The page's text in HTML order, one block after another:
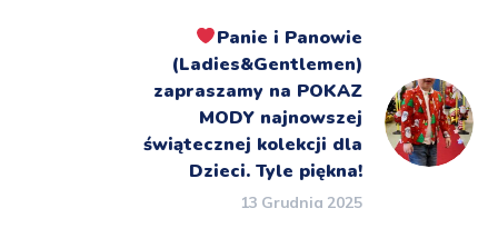
Panie i Panowie
(Ladies&Gentlemen)
zapraszamy na POKAZ
MODY najnowszej
świątecznej kolekcji dla
Dzieci. Tyle piękna!
13 Grudnia 2025